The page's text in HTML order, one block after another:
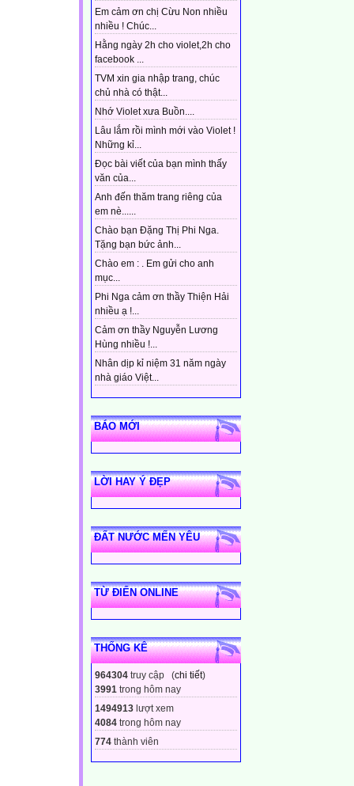
Em cảm ơn chị Cừu Non nhiều
nhiều ! Chúc...
Hằng ngày 2h cho violet,2h cho
facebook ...
TVM xin gia nhập trang, chúc
chủ nhà có thật...
Nhớ Violet xưa Buồn....
Lâu lắm rồi mình mới vào Violet !
Những kỉ...
Đọc bài viết của bạn mình thấy
văn của...
Anh đến thăm trang riêng của
em nè......
Chào bạn Đặng Thị Phi Nga.
Tặng bạn bức ảnh...
Chào em : . Em gửi cho anh
mục...
Phi Nga cảm ơn thầy Thiện Hải
nhiều ạ !...
Cảm ơn thầy Nguyễn Lương
Hùng nhiều !...
Nhân dịp kỉ niệm 31 năm ngày
nhà giáo Việt...
BÁO MỚI
LỜI HAY Ý ĐẸP
ĐẤT NƯỚC MẾN YÊU
TỪ ĐIỂN ONLINE
THỐNG KÊ
964304 truy cập (chi tiết)
3991 trong hôm nay
1494913 lượt xem
4084 trong hôm nay
774 thành viên